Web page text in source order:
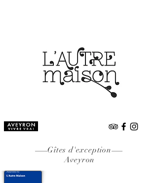
Gîtes d'exception
Aveyron